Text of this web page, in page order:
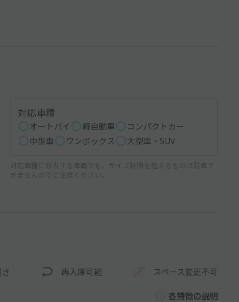
対応車種
オートバイ 軽自動車
コンパクトカー
中型車
ワンボックス 大型車・SUV
対応車種に該当する車両でも、サイズ制限を超えるものは駐車で
きませんのでご注意ください。
再入庫可能 スペース変更不可
各特徴の説明